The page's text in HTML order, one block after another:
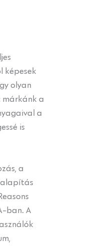
képesek
olyan
márkánk a
a
is
a
alapítás
ban. A